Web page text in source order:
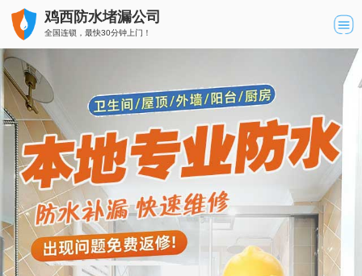
鸡西防水堵漏公司
全国连锁，最快30分钟上门！